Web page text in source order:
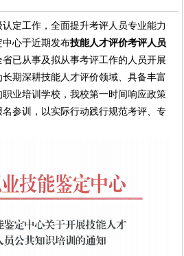
定工作，全面提升考评人员专业能力
心于近期发布技能人才评价考评人员
已从事及拟从事考评工作的人员开展
期深耕技能人才评价领域、具备丰富
业培训学校，我校第一时间响应政策
参训，以实际行动践行规范考评、专